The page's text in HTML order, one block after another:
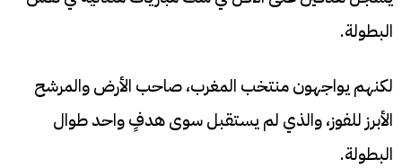
البطولة.
لكنهم يواجهون منتخب المغرب، صاحب الأرض والمرشح
الأبرز للفوز، والذي لم يستقبل سوى هدفٍ واحد طوال
البطولة.